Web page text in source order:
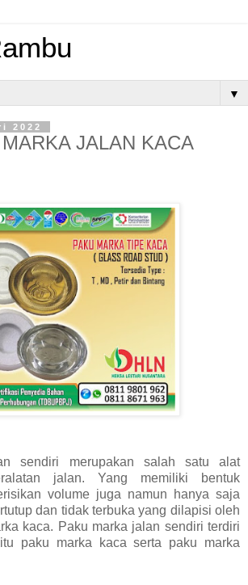
▼
2022
JALAN KACA
sendiri merupakan salah satu alat
jalan. Yang memiliki bentuk
volume juga namun hanya saja
dan tidak terbuka yang dilapisi oleh
kaca. Paku marka jalan sendiri terdiri
paku marka kaca serta paku marka